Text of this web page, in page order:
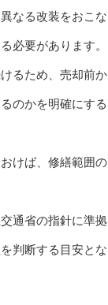
なる改装をおこな
必要があります。
るため、売却前か
のかを明確にする
けば、修繕範囲の
通省の指針に準拠
判断する目安とな